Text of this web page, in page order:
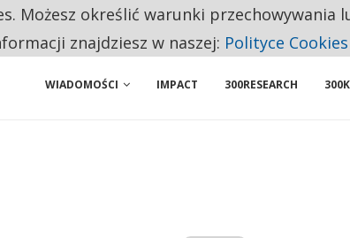
PRZEZNACZAJĄ NA PODSTAWOWE ZAKUPY
WIADOMOŚCI IMPACT 300RESEARCH
Możesz określić warunki
znajdziesz w naszej: Polityce Cookies